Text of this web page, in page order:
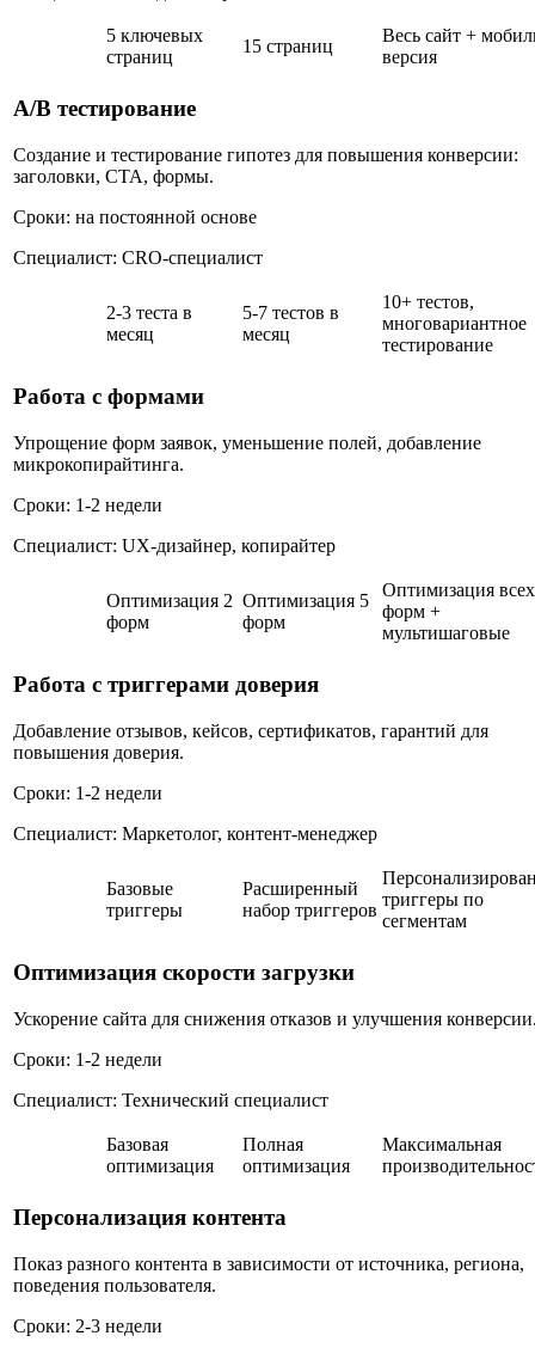
5 ключевых
страниц
15 страниц
Весь сайт +
версия
A/B тестирование
Создание и тестирование гипотез для повышения конверсии:
заголовки, CTA, формы.
Сроки: на постоянной основе
Специалист: CRO-специалист
2-3 теста в
месяц
5-7 тестов в
месяц
10+ тестов,
многовариантное
тестирование
Работа с формами
Упрощение форм заявок, уменьшение полей, добавление
микрокопирайтинга.
Сроки: 1-2 недели
Специалист: UX-дизайнер, копирайтер
Оптимизация 2
форм
Оптимизация 5
форм
Оптимизация всех
форм +
мультишаговые
Работа с триггерами доверия
Добавление отзывов, кейсов, сертификатов, гарантий для
повышения доверия.
Сроки: 1-2 недели
Специалист: Маркетолог, контент-менеджер
Базовые
триггеры
Расширенный
набор триггеров
триггеры по
сегментам
Оптимизация скорости загрузки
Ускорение сайта для снижения отказов и улучшения
Сроки: 1-2 недели
Специалист: Технический специалист
Базовая
оптимизация
Полная
оптимизация
Максимальная
Персонализация контента
Показ разного контента в зависимости от источника, региона,
поведения пользователя.
Сроки: 2-3 недели